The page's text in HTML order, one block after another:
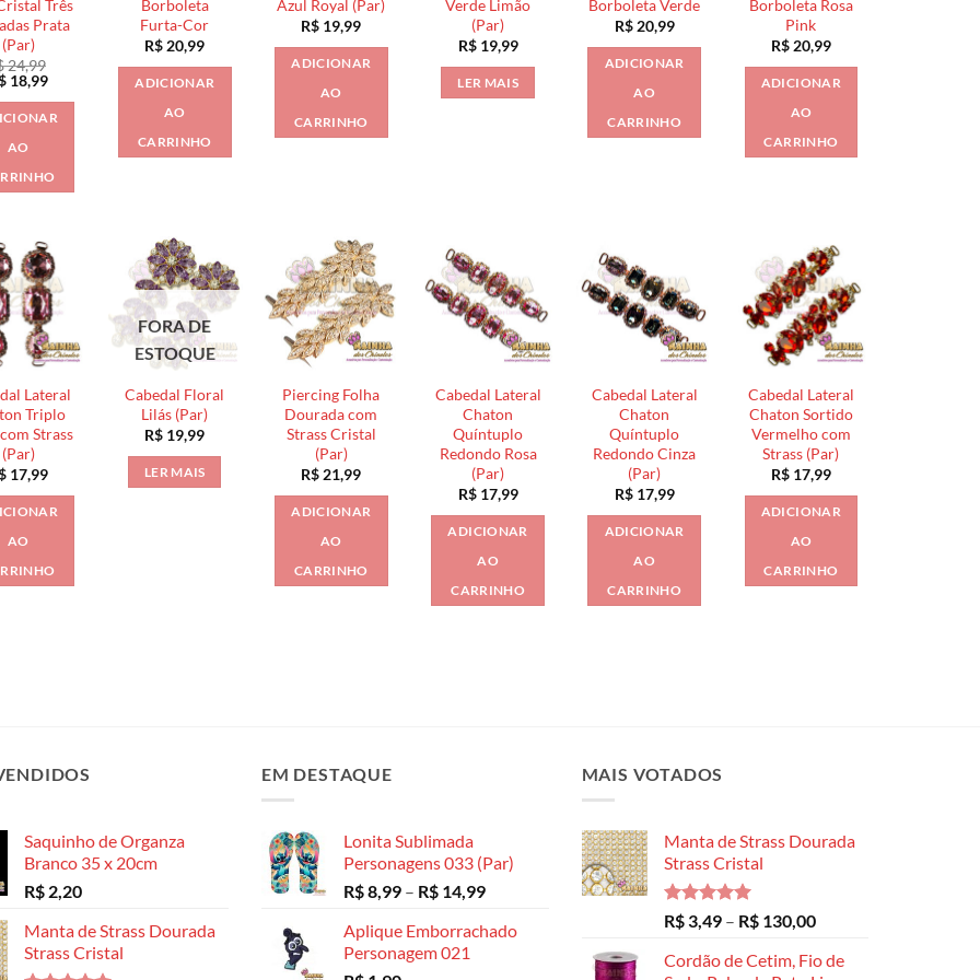
Três
Prata
(Par)
24,99
24,99.
18,99O
atual
é:
AO
Borboleta
Furta-Cor
R$ 20,99
ADICIONAR
AO
CARRINHO
Azul Royal (Par)
R$ 19,99
ADICIONAR
AO
CARRINHO
Verde Limão
(Par)
R$19,99
LER MAIS
Borboleta Verde
R$20,99
ADICIONAR
AO
CARRINHO
Borboleta Rosa
Pink
R$20,99
ADICIONAR
AO
CARRINHO
Lateral
Triplo
Strass
(Par)
17,99
AO
FORA DE
ESTOQUE
Cabedal Floral
Lilás (Par)
R$ 19,99
LER MAIS
Piercing Folha
Dourada com
Strass Cristal
(Par)
R$21,99
ADICIONAR
AO
CARRINHO
Cabedal Lateral
Chaton
Quíntuplo
Redondo Rosa
(Par)
R$17,99
ADICIONAR
AO
CARRINHO
Cabedal Lateral
Chaton
Quíntuplo
Redondo Cinza
(Par)
R$17,99
ADICIONAR
AO
CARRINHO
Cabedal Lateral
Chaton Sortido
Vermelho com
Strass (Par)
R$17,99
ADICIONAR
AO
CARRINHO
Saquinho de Organza
Branco 35 x 20cm
R$2,20
Manta de Strass Dourada
Strass Cristal
EM DESTAQUE
Lonita Sublimada
Personagens 033 (Par)
R$8,99 – R$ 14,99Faixa
preço:
Aplique Emborrachado
Personagem 021
MAIS VOTADOS
Manta de Strass Dourada
Strass Cristal
Avaliação
5.00
de 5
R$3,49 – R$130,00Faixa
preço:
Cordão de Cetim, Fio de